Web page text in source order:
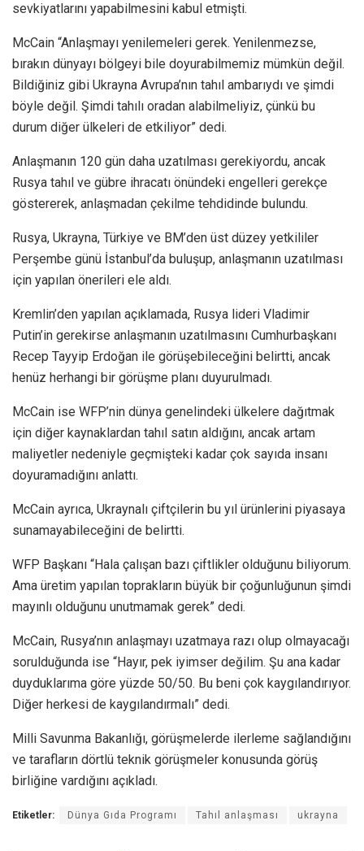
sevkiyatlarını yapabilmesini kabul etmişti.
McCain “Anlaşmayı yenilemeleri gerek. Yenilenmezse,
bırakın dünyayı bölgeyi bile doyurabilmemiz mümkün değil.
Bildiğiniz gibi Ukrayna Avrupa’nın tahıl ambarıydı ve şimdi
böyle değil. Şimdi tahılı oradan alabilmeliyiz, çünkü bu
durum diğer ülkeleri de etkiliyor” dedi.
Anlaşmanın 120 gün daha uzatılması gerekiyordu, ancak
Rusya tahıl ve gübre ihracatı önündeki engelleri gerekçe
göstererek, anlaşmadan çekilme tehdidinde bulundu.
Rusya, Ukrayna, Türkiye ve BM’den üst düzey yetkililer
Perşembe günü İstanbul’da buluşup, anlaşmanın uzatılması
için yapılan önerileri ele aldı.
Kremlin’den yapılan açıklamada, Rusya lideri Vladimir
Putin’in gerekirse anlaşmanın uzatılmasını Cumhurbaşkanı
Recep Tayyip Erdoğan ile görüşebileceğini belirtti, ancak
henüz herhangi bir görüşme planı duyurulmadı.
McCain ise WFP’nin dünya genelindeki ülkelere dağıtmak
için diğer kaynaklardan tahıl satın aldığını, ancak artam
maliyetler nedeniyle geçmişteki kadar çok sayıda insanı
doyuramadığını anlattı.
McCain ayrıca, Ukraynalı çiftçilerin bu yıl ürünlerini piyasaya
sunamayabileceğini de belirtti.
WFP Başkanı “Hala çalışan bazı çiftlikler olduğunu biliyorum.
Ama üretim yapılan toprakların büyük bir çoğunluğunun şimdi
mayınlı olduğunu unutmamak gerek” dedi.
McCain, Rusya’nın anlaşmayı uzatmaya razı olup olmayacağı
sorulduğunda ise “Hayır, pek iyimser değilim. Şu ana kadar
duyduklarıma göre yüzde 50/50. Bu beni çok kaygılandırıyor.
Diğer herkesi de kaygılandırmalı” dedi.
Milli Savunma Bakanlığı, görüşmelerde ilerleme sağlandığını
ve tarafların dörtlü teknik görüşmeler konusunda görüş
birliğine vardığını açıkladı.
Etiketler: Dünya Gıda Programı Tahıl anlaşması ukrayna